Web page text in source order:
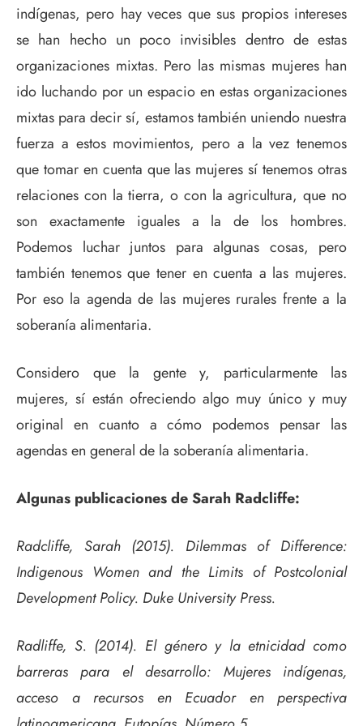
indígenas, pero hay veces que sus propios intereses
se han hecho un poco invisibles dentro de estas
organizaciones mixtas. Pero las mismas mujeres han
ido luchando por un espacio en estas organizaciones
mixtas para decir sí, estamos también uniendo nuestra
fuerza a estos movimientos, pero a la vez tenemos
que tomar en cuenta que las mujeres sí tenemos otras
relaciones con la tierra, o con la agricultura, que no
son exactamente iguales a la de los hombres.
Podemos luchar juntos para algunas cosas, pero
también tenemos que tener en cuenta a las mujeres.
Por eso la agenda de las mujeres rurales frente a la
soberanía alimentaria.
Considero que la gente y, particularmente las
mujeres, sí están ofreciendo algo muy único y muy
original en cuanto a cómo podemos pensar las
agendas en general de la soberanía alimentaria.
Algunas publicaciones de Sarah Radcliffe:
Radcliffe, Sarah (2015). Dilemmas of Difference:
Indigenous Women and the Limits of Postcolonial
Development Policy. Duke University Press.
Radliffe, S. (2014). El género y la etnicidad como
barreras para el desarrollo: Mujeres indígenas,
acceso a recursos en Ecuador en perspectiva